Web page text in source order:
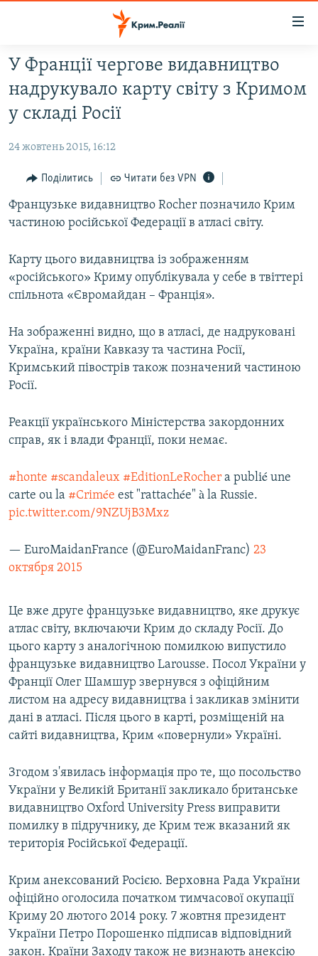
Перейти
до
основного
матеріалу
Перейти
до
навігації
Перейти
до
НОВИНИ
ВОДА.КРИМ
ПОЛІТИКА
БЛОГИ
ПОГЛЯД
ІНТЕРВ'Ю
ВСЕ ЗА ДЕНЬ
СПЕЦПРОЕКТИ
ВІДЕОУРОКИ «ELIFBE»
СВІДЧЕННЯ ОКУПАЦІЇ
УКРАЇНСЬКА ПРОБЛЕМА КРИМУ
ЯК ОБІЙТИ БЛОКУВАННЯ
Русский
Qırımtatar
Усі сайти RFE/RL
У Франції чергове видавництво
надрукувало карту світу з Кримом
у складі Росії
24 жовтень 2015, 16:12
Поділитись Читати без VPN
Французьке видавництво Rocher позначило Крим
частиною російської Федерації в атласі світу.
Карту цього видавництва із зображенням
«російського» Криму опублікувала у себе в твіттері
спільнота «Євромайдан – Франція».
На зображенні видно, що в атласі, де надруковані
Україна, країни Кавказу та частина Росії,
Кримський півострів також позначений частиною
Росії.
Реакції українського Міністерства закордонних
справ, як і влади Франції, поки немає.
#honte #scandaleux #EditionLeRocher a publié une
carte ou la #Crimée est "rattachée" à la Russie.
pic.twitter.com/9NZUjB3Mxz
— EuroMaidanFrance (@EuroMaidanFranc) 23
октября 2015
Це вже друге французьке видавництво, яке друкує
атлас світу, включаючи Крим до складу Росії. До
цього карту з аналогічною помилкою випустило
французьке видавництво Larousse. Посол України у
Франції Олег Шамшур звернувся з офіційним
листом на адресу видавництва і закликав змінити
дані в атласі. Після цього в карті, розміщеній на
сайті видавництва, Крим «повернули» Україні.
Згодом з'явилась інформація про те, що посольство
України у Великій Британії закликало британське
видавництво Oxford University Press виправити
помилку в підручнику, де Крим теж вказаний як
територія Російської Федерації.
Крим анексований Росією. Верховна Рада України
офіційно оголосила початком тимчасової окупації
Криму 20 лютого 2014 року. 7 жовтня президент
України Петро Порошенко підписав відповідний
закон. Країни Заходу також не визнають анексію